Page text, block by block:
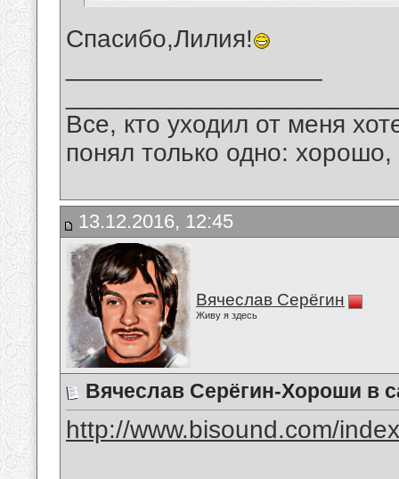
Спасибо,Лилия!
Все, кто уходил от меня
понял только одно:
13.12.2016, 12:45
Вячеслав Серёгин
Живу я здесь
Вячеслав Серёгин-Хороши в
http://www.bisound.com/